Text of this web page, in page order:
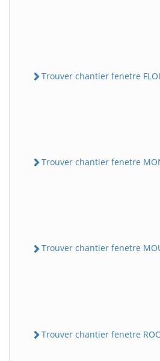
Trouver chantier fenetre
Trouver chantier fenetre
Trouver chantier fenetre
Trouver chantier fenetre